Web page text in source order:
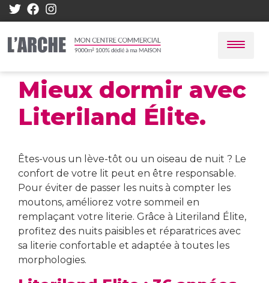
Mieux dormir avec
Literiland Élite.
Êtes-vous un lève-tôt ou un oiseau de nuit ? Le
confort de votre lit peut en être responsable.
Pour éviter de passer les nuits à compter les
moutons, améliorez votre sommeil en
remplaçant votre literie. Grâce à Literiland Élite,
profitez des nuits paisibles et réparatrices avec
sa literie confortable et adaptée à toutes les
morphologies.